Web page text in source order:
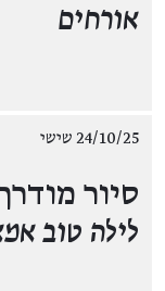
אורחים
24/10/25 שישי
סיור
לילה טוב